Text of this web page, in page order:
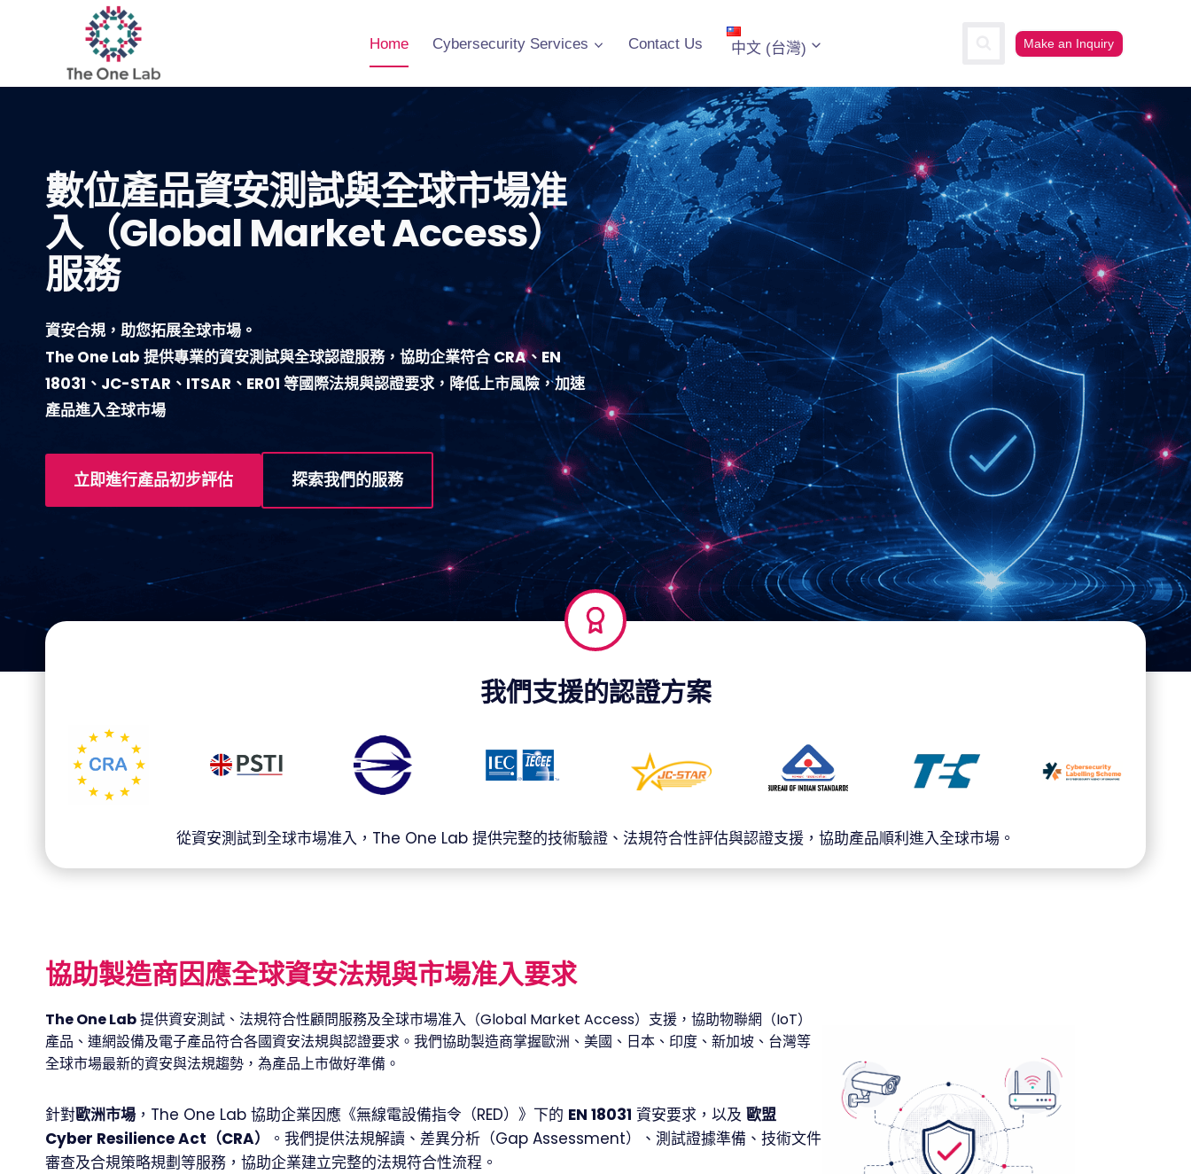
Home Cybersecurity Services Contact Us 中文 (台灣) Make an Inquiry
數位產品資安測試與全球市場准
入（Global Market Access）
服務
資安合規，助您拓展全球市場。
The One Lab 提供專業的資安測試與全球認證服務，協助企業符合 CRA、EN
18031、JC-STAR、ITSAR、ER01 等國際法規與認證要求，降低上市風險，加速
產品進入全球市場
立即進行產品初步評估 探索我們的服務
我們支援的認證方案
從資安測試到全球市場准入，The One Lab 提供完整的技術驗證、法規符合性評估與認證支援，協助產品順利進入全球市場。
協助製造商因應全球資安法規與市場准入要求
The One Lab提供資安測試、法規符合性顧問服務及全球市場准入（Global Market Access）支援，協助物聯網（IoT）
產品、連網設備及電子產品符合各國資安法規與認證要求。我們協助製造商掌握歐洲、美國、日本、印度、新加坡、台灣等
全球市場最新的資安與法規趨勢，為產品上市做好準備。
針對歐洲市場 ，The One Lab 協助企業因應《無線電設備指令（RED）》下的 EN 18031 資安要求，以及 歐盟
Cyber Resilience Act（CRA）
。我們提供法規解讀、差異分析（Gap Assessment）、測試證據準備、技術文件
審查及合規策略規劃等服務，協助企業建立完整的法規符合性流程。